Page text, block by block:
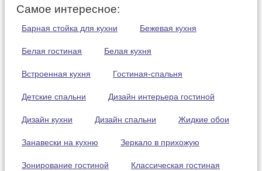
Самое интересное:
Барная стойка для кухни Бежевая кухня
Белая гостиная Белая кухня
Встроенная кухня Гостиная-спальня
Детские спальни Дизайн интерьера гостиной
Дизайн кухни Дизайн спальни Жидкие обои
Занавески на кухню Зеркало в прихожую
Зонирование гостиной Классическая гостиная